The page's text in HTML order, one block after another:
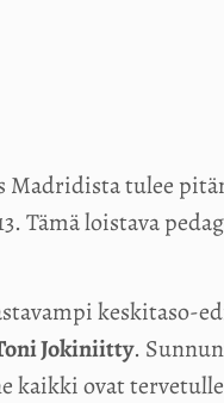
Madridista tulee
Tämä loistava
keskitaso-
Jokiniitty.
kaikki ovat